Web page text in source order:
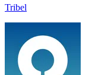
Tribel